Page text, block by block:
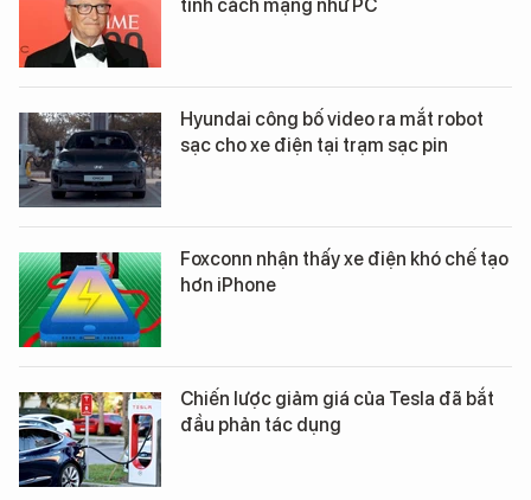
tính cách mạng như PC
Hyundai công bố video ra mắt robot
sạc cho xe điện tại trạm sạc pin
Foxconn nhận thấy xe điện khó chế tạo
hơn iPhone
Chiến lược giảm giá của Tesla đã bắt
đầu phản tác dụng